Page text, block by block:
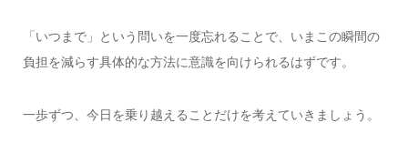
「いつまで」という問いを一度忘れることで、いまこの瞬間の
負担を減らす具体的な方法に意識を向けられるはずです。
一歩ずつ、今日を乗り越えることだけを考えていきましょう。